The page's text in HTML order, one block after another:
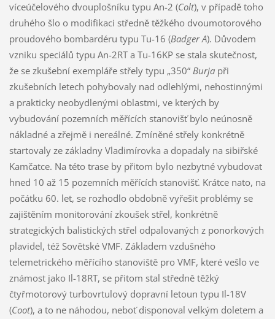
víceúčelového dvouplošníku typu An-2 (Colt), v případě toho
druhého šlo o modifikaci středně těžkého dvoumotorového
proudového bombardéru typu Tu-16 (Badger A). Důvodem
vzniku speciálů typu An-2RT a Tu-16KP se stala skutečnost,
že se zkušební exempláře střely typu „350“ Burjapři
zkušebních letech pohybovaly nad odlehlými, nehostinnými
a prakticky neobydlenými oblastmi, ve kterých by
vybudování pozemních měřících stanovišť bylo neúnosně
nákladné a zřejmě i nereálné. Zmíněné střely konkrétně
startovaly ze základny Vladimírovka a dopadaly na sibiřské
Kamčatce. Na této trase by přitom bylo nezbytné vybudovat
hned 10 až 15 pozemních měřících stanovišť. Krátce nato, na
počátku 60. let, se rozhodlo obdobně vyřešit problémy se
zajištěním monitorování zkoušek střel, konkrétně
strategických balistických střel odpalovaných z ponorkových
plavidel, též Sovětské VMF. Základem vzdušného
telemetrického měřícího stanoviště pro VMF, které vešlo ve
známost jako Il-18RT, se přitom stal středně těžký
čtyřmotorový turbovrtulový dopravní letoun typu Il-18V
(Coot), a to ne náhodou, neboť disponoval velkým doletem a